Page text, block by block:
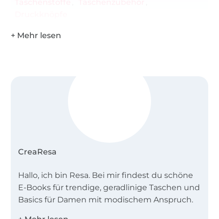
mit fester Länge) bzw. 5 cm x 1,60 m (Gurt zum
CreaResa
Hallo, ich bin Resa. Bei mir findest du schöne
E-Books für trendige, geradlinige Taschen und
Basics für Damen mit modischem Anspruch.